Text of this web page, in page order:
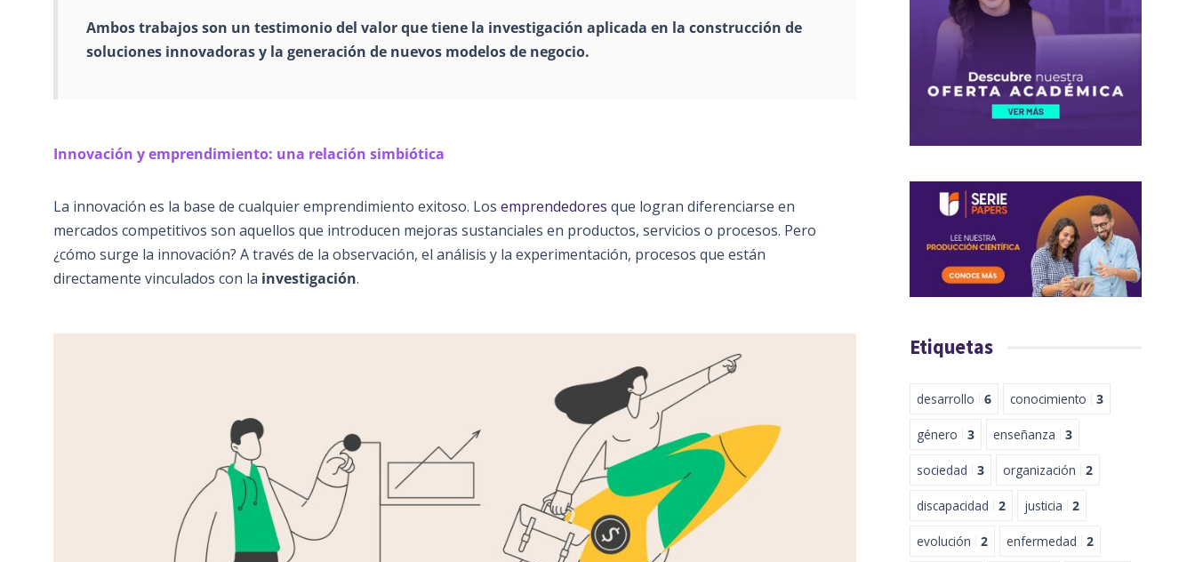
Ambos trabajos son un testimonio del valor que tiene la investigación aplicada en la construcción de
soluciones innovadoras y la generación de nuevos modelos de negocio.
Innovación y emprendimiento: una relación simbiótica
La innovación es la base de cualquier emprendimiento exitoso. Los emprendedores que logran diferenciarse en
mercados competitivos son aquellos que introducen mejoras sustanciales en productos, servicios o procesos. Pero
¿cómo surge la innovación? A través de la observación, el análisis y la experimentación, procesos que están
directamente vinculados con la investigación.
Etiquetas
desarrollo 6 conocimiento 3
género 3 enseñanza 3
sociedad 3 organización 2
discapacidad 2 justicia 2
evolución 2 enfermedad 2